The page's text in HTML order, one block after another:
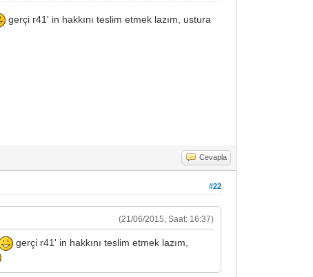
gerçi r41' in hakkını teslim etmek lazım, ustura
Cevapla
#22
(21/06/2015, Saat: 16:37)
gerçi r41' in hakkını teslim etmek lazım,